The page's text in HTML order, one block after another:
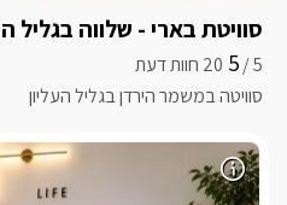
סוויטת בארי - שלווה בגליל
5 /
5
סוויטה במשמר הירדן בגליל העליון